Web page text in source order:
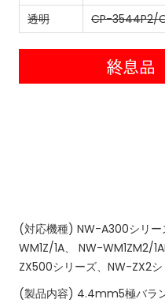
透明
CP-3544P2/
(対応機種) NW-A300シリ
WM1Z/1A、 NW-WM1ZM2/
ZX500シリーズ、NW-ZX2
(製品内容) 4.4mm5極バラ